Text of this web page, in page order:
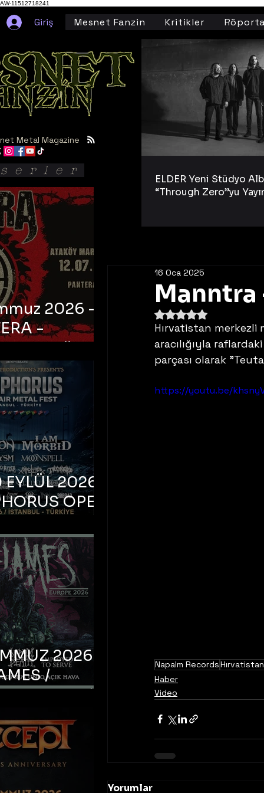
AW-11512718241
Giriş Mesnet Fanzin Kritikler
Manntra
16 Oca 2025
5 üzerinden NaN yıldız
Hırvatistan
aracılığıyla
parçası olarak
https://youtu.be/
Napalm RecordsHırvatistan
Haber
Video
Yorumlar
Metal Magazine
ELDER Yeni Stüdyo
“Through Zero”yu
2026 -
-
Ataköy
Arena
2026 –
OPEN
FEST
2026 –
/
DEATH /
– İstanbul,
Uniq